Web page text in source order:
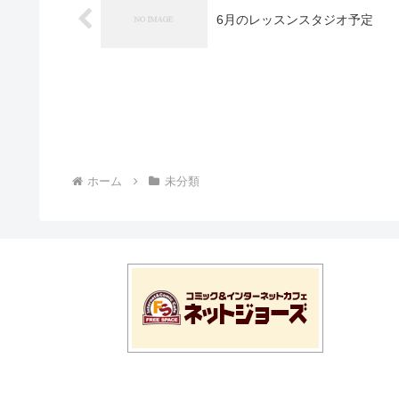
6月のレッスンスタジオ予定
ホーム 未分類